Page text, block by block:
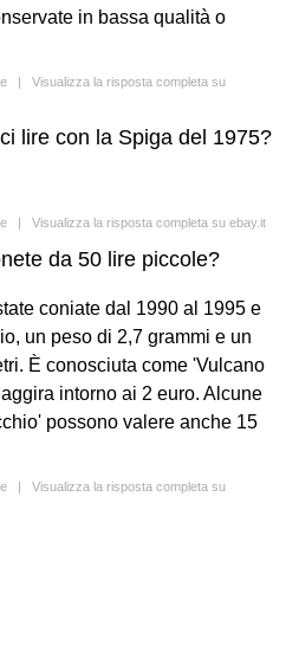
in bassa qualità o
| Visualizza la risposta completa su
lire con la Spiga del 1975?
| Visualizza la risposta completa su ebay.it
da 50 lire piccole?
coniate dal 1990 al 1995 e
un peso di 2,7 grammi e un
È conosciuta come 'Vulcano
intorno ai 2 euro. Alcune
possono valere anche 15
| Visualizza la risposta completa su